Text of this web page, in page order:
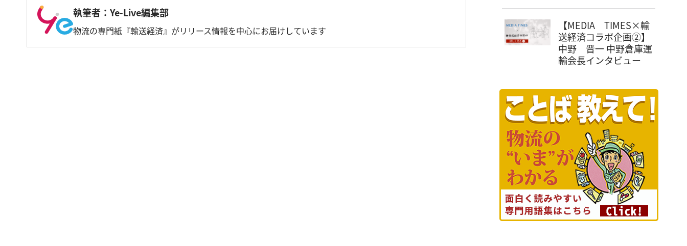
執筆者：Ye-Live編集部
物流の専門紙『輸送経済』がリリース情報を中心にお届けしています
【MEDIA TIMES×輸
送経済コラボ企画②】
中野 晋一 中野倉庫運
輸会長インタビュー